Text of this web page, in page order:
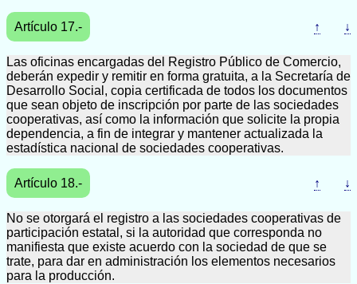
Artículo 17.- ↑ ↓
Las oficinas encargadas del Registro Público de Comercio,
deberán expedir y remitir en forma gratuita, a la Secretaría de
Desarrollo Social, copia certificada de todos los documentos
que sean objeto de inscripción por parte de las sociedades
cooperativas, así como la información que solicite la propia
dependencia, a fin de integrar y mantener actualizada la
estadística nacional de sociedades cooperativas.
Artículo 18.- ↑ ↓
No se otorgará el registro a las sociedades cooperativas de
participación estatal, si la autoridad que corresponda no
manifiesta que existe acuerdo con la sociedad de que se
trate, para dar en administración los elementos necesarios
para la producción.